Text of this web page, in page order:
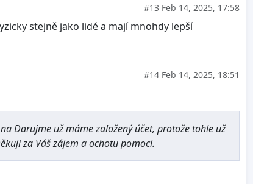
#13 Feb 14, 2025, 17:58
stejně jako lidé a mají mnohdy lepší
#14 Feb 14, 2025, 18:51
Darujme už máme založený účet, protože tohle už
za Váš zájem a ochotu pomoci.